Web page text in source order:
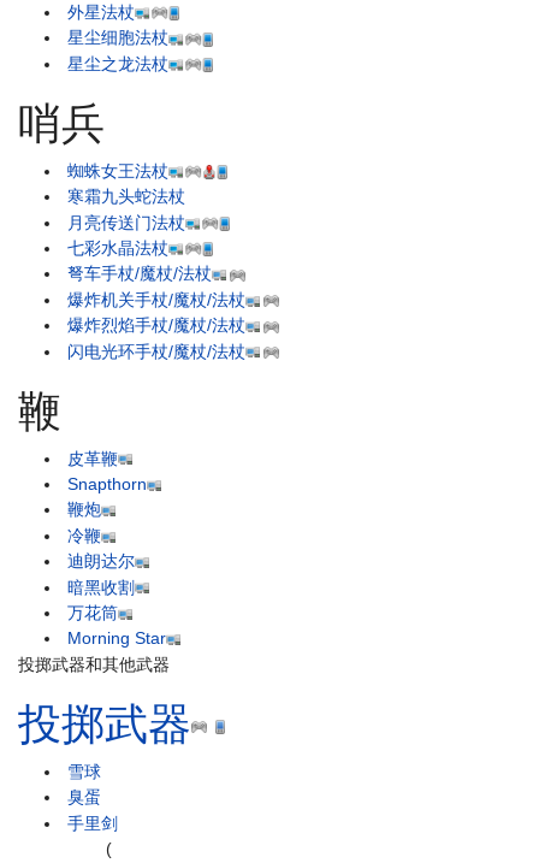
外星法杖
星尘细胞法杖
星尘之龙法杖
哨兵
蜘蛛女王法杖
寒霜九头蛇法杖
月亮传送门法杖
七彩水晶法杖
弩车手杖/魔杖/法杖
爆炸机关手杖/魔杖/法杖
爆炸烈焰手杖/魔杖/法杖
闪电光环手杖/魔杖/法杖
鞭
皮革鞭
Snapthorn
鞭炮
冷鞭
迪朗达尔
暗黑收割
万花筒
Morning Star
投掷武器和其他武器
投掷武器
雪球
臭蛋
手里剑
(